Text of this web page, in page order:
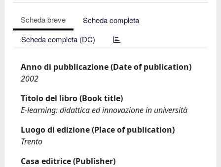
Scheda breve
Scheda completa
Scheda completa (DC)
Anno di pubblicazione (Date of publication)
2002
Titolo del libro (Book title)
E-learning: didattica ed innovazione in università
Luogo di edizione (Place of publication)
Trento
Casa editrice (Publisher)